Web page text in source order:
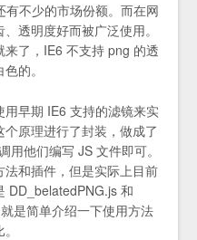
不少的市场份额。而在网
透明度好而被广泛使用。
了，IE6 不支持 png 的透
的。
早期 IE6 支持的滤镜来实
原理进行了封装，做成了
他们编写 JS 文件即可。
和插件，但是实际上目前
DD_belatedPNG.js 和
是简单介绍一下使用方法